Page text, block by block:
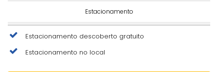
Estacionamento
Estacionamento descoberto gratuito
Estacionamento no local